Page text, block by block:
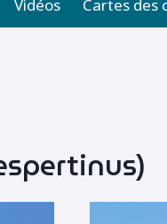
Vidéos Cartes des